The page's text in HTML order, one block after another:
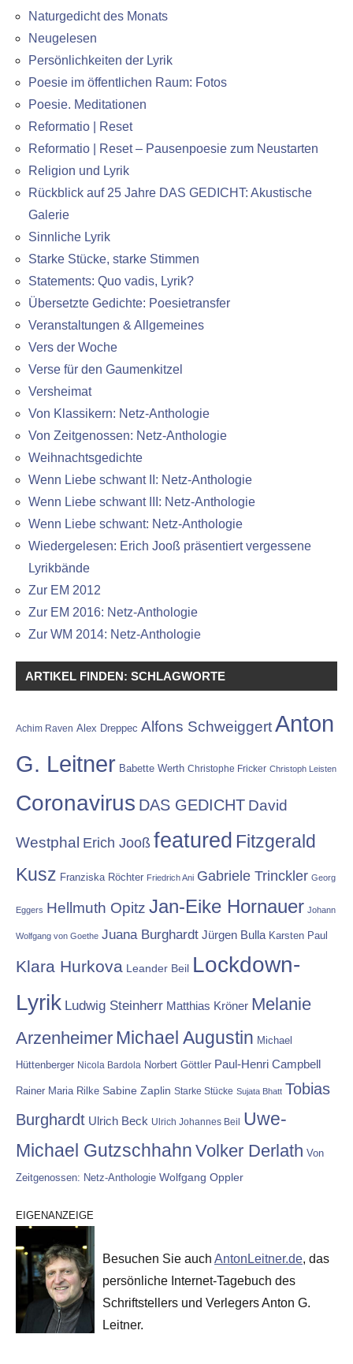
Naturgedicht des Monats
Neugelesen
Persönlichkeiten der Lyrik
Poesie im öffentlichen Raum: Fotos
Poesie. Meditationen
Reformatio | Reset
Reformatio | Reset – Pausenpoesie zum Neustarten
Religion und Lyrik
Rückblick auf 25 Jahre DAS GEDICHT: Akustische
Galerie
Sinnliche Lyrik
Starke Stücke, starke Stimmen
Statements: Quo vadis, Lyrik?
Übersetzte Gedichte: Poesietransfer
Veranstaltungen & Allgemeines
Vers der Woche
Verse für den Gaumenkitzel
Versheimat
Von Klassikern: Netz-Anthologie
Von Zeitgenossen: Netz-Anthologie
Weihnachtsgedichte
Wenn Liebe schwant II: Netz-Anthologie
Wenn Liebe schwant III: Netz-Anthologie
Wenn Liebe schwant: Netz-Anthologie
Wiedergelesen: Erich Jooß präsentiert vergessene
Lyrikbände
Zur EM 2012
Zur EM 2016: Netz-Anthologie
Zur WM 2014: Netz-Anthologie
ARTIKEL FINDEN: SCHLAGWORTE
Achim Raven Alex Dreppec Alfons SchweiggertAnton
G. Leitner Babette Werth Christophe Fricker Christoph Leisten
Coronavirus DAS GEDICHT David
Westphal Erich Jooß featured Fitzgerald
Kusz Franziska Röchter Friedrich Ani Gabriele Trinckler Georg
Eggers Hellmuth Opitz Jan-Eike Hornauer Johann
Wolfgang von Goethe Juana Burghardt Jürgen Bulla Karsten Paul
Klara Hurkova Leander Beil Lockdown-
Lyrik Ludwig Steinherr Matthias Kröner Melanie
Arzenheimer Michael Augustin Michael
Hüttenberger Nicola Bardola Norbert Göttler Paul-Henri Campbell
Rainer Maria Rilke Sabine Zaplin Starke Stücke Sujata Bhatt Tobias
Burghardt Ulrich Beck Ulrich Johannes Beil Uwe-
Michael Gutzschhahn Volker Derlath Von
Zeitgenossen: Netz-Anthologie Wolfgang Oppler
EIGENANZEIGE
Besuchen Sie auch AntonLeitner.de, das
persönliche Internet-Tagebuch des
Schriftstellers und Verlegers Anton G.
Leitner.